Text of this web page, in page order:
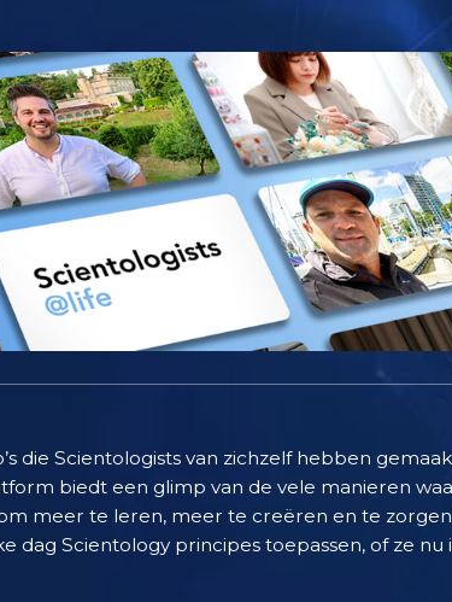
die Scientologists van zichzelf hebben
biedt een glimp van de vele manieren
meer te leren, meer te creëren en te
dag Scientology principes toepassen, of ze